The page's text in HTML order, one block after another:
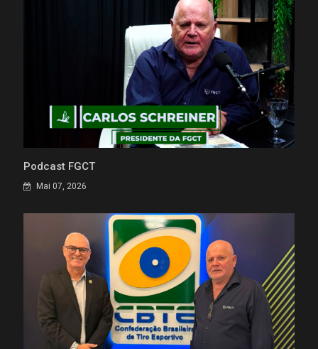
Podcast FGCT
Mai 07, 2026